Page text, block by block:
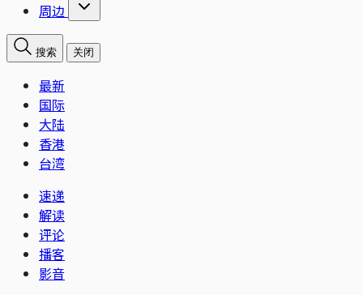
周边
搜索 关闭
最新
国际
大陆
香港
台湾
速递
解读
评论
播客
影音